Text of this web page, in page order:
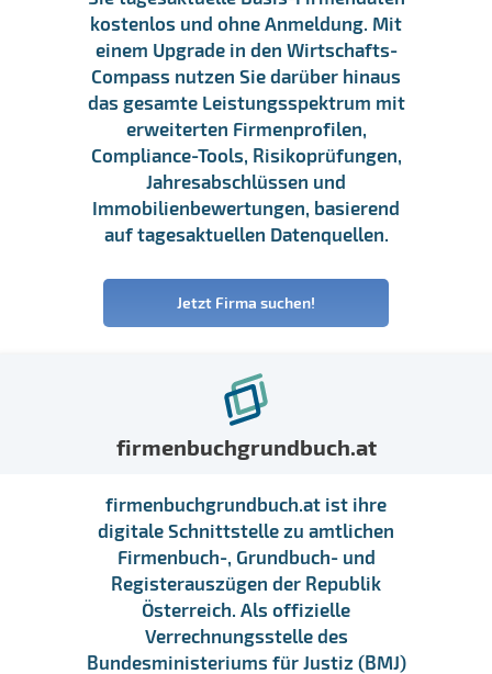
kostenlos und ohne Anmeldung. Mit
einem Upgrade in den Wirtschafts-
Compass nutzen Sie darüber hinaus
das gesamte Leistungsspektrum mit
erweiterten Firmenprofilen,
Compliance-Tools, Risikoprüfungen,
Jahresabschlüssen und
Immobilienbewertungen, basierend
auf tagesaktuellen Datenquellen.
Jetzt Firma suchen!
firmenbuchgrundbuch.at
firmenbuchgrundbuch.at ist ihre
digitale Schnittstelle zu amtlichen
Firmenbuch-, Grundbuch- und
Registerauszügen der Republik
Österreich. Als offizielle
Verrechnungsstelle des
Bundesministeriums für Justiz (BMJ)